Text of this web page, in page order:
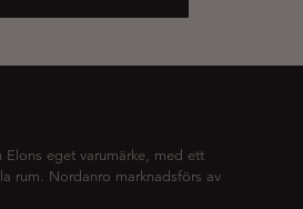
eget varumärke, med ett
rum. Nordanro marknadsförs av